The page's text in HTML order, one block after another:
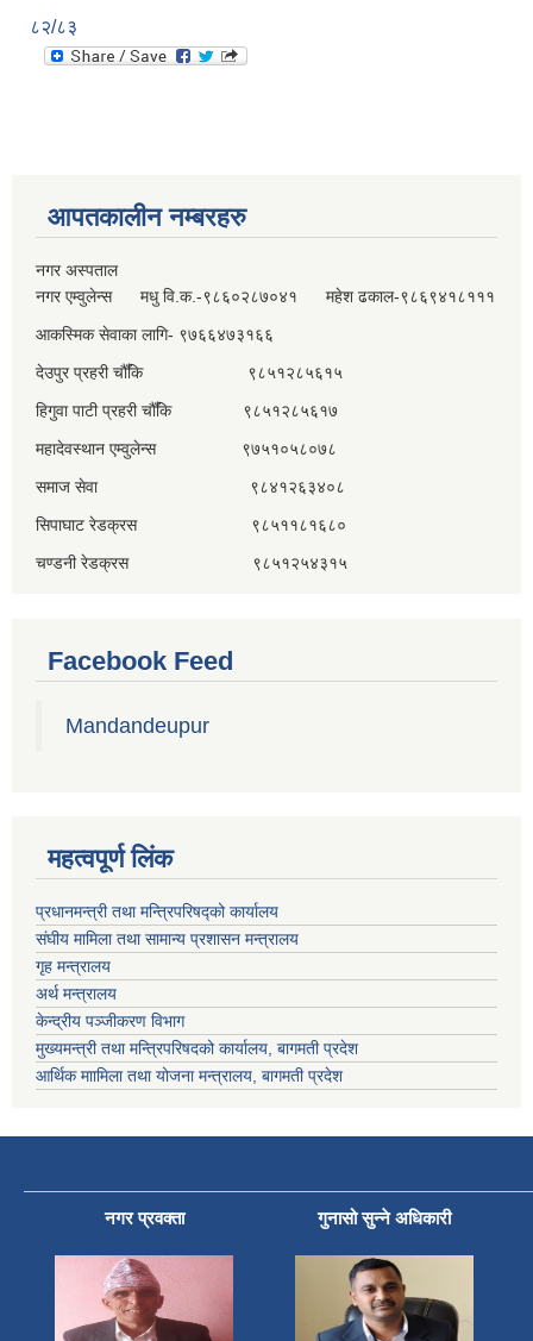
८२/८३
आपतकालीन नम्बरहरु
नगर अस्पताल
नगर एम्वुलेन्स मधु वि.क.-९८६०२८७०४१ महेश ढकाल-९८६९४१८१११
आकस्मिक सेवाका लागि- ९७६६४७३१६६
देउपुर प्रहरी चौँकि ९८५१२८५६१५
हिगुवा पाटी प्रहरी चौँकि ९८५१२८५६१७
महादेवस्थान एम्वुलेन्स ९७५१०५८०७८
समाज सेवा ९८४१२६३४०८
सिपाघाट रेडक्रस ९८५११८१६८०
चण्डनी रेडक्रस ९८५१२५४३१५
Facebook Feed
Mandandeupur
महत्वपूर्ण लिंक
प्रधानमन्त्री तथा मन्त्रिपरिषद्को कार्यालय
संघीय मामिला तथा सामान्य प्रशासन मन्त्रालय
गृह मन्त्रालय
अर्थ मन्त्रालय
केन्द्रीय पञ्जीकरण विभाग
मुख्यमन्त्री तथा मन्त्रिपरिषदको कार्यालय, बागमती प्रदेश
आर्थिक माामिला तथा योजना मन्त्रालय, बागमती प्रदेश
नगर प्रवक्ता गुनासो सुन्ने अधिकारी